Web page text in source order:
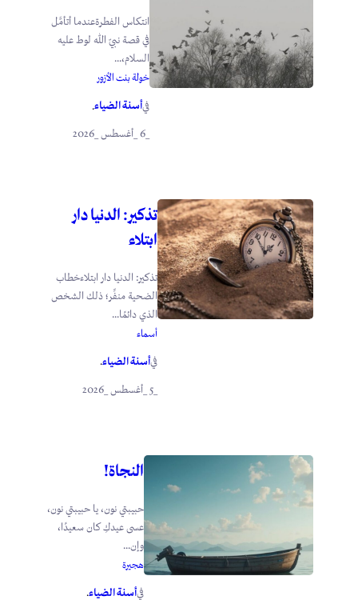
انتكاس الفطرةعندما أتأمَّل
في قصة نبيّ الله لوط عليه
السلام،...
خولة بنت الأزور
فيأسنة الضياء.
تذكير: الدنيا دار
ابتلاء
تذكير: الدنيا دار ابتلاءخطاب
الضحية منفِّر؛ ذلك الشخص
الذي دائمًا...
أسماء
فيأسنة الضياء.
_5 _أغسطس _2026
النجاة!
حبيبتي نون، يا حبيبتي نون،
عسى عيدكِ كان سعيدًا،
وإن...
هجيرة
فيأسنة الضياء.